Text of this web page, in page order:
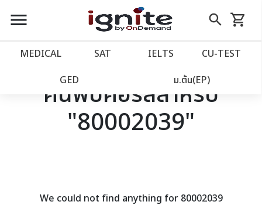
close
account_balance หน้าแรก
เว็บไซต์อิกไนท์
โปรโมชั่น
menu search
Skip
to
shopping_cart
รถเข็น
MEDICAL SAT IELTS CU‑TEST
GED ม.ต้น(EP)
ค้นพบคอร์สสำหรับ
"80002039"
We could not find anything for 80002039